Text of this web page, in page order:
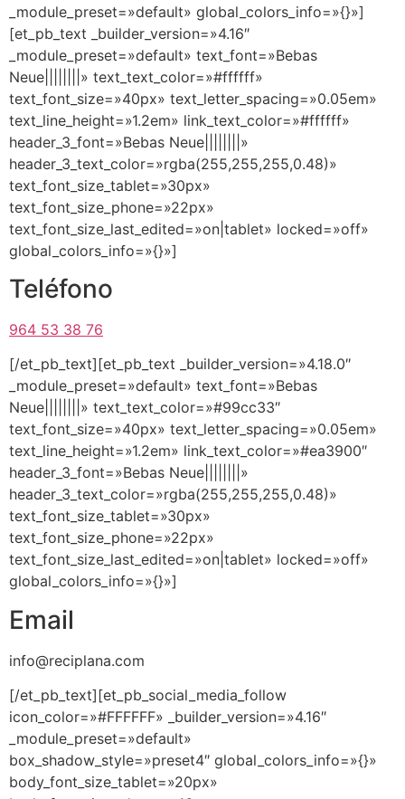
_module_preset=»default» global_colors_info=»{}»]
[et_pb_text _builder_version=»4.16″
_module_preset=»default» text_font=»Bebas
Neue||||||||» text_text_color=»#ffffff»
text_font_size=»40px» text_letter_spacing=»0.05em»
text_line_height=»1.2em» link_text_color=»#ffffff»
header_3_font=»Bebas Neue||||||||»
header_3_text_color=»rgba(255,255,255,0.48)»
text_font_size_tablet=»30px»
text_font_size_phone=»22px»
text_font_size_last_edited=»on|tablet» locked=»off»
global_colors_info=»{}»]
Teléfono
964 53 38 76
[/et_pb_text][et_pb_text _builder_version=»4.18.0″
_module_preset=»default» text_font=»Bebas
Neue||||||||» text_text_color=»#99cc33″
text_font_size=»40px» text_letter_spacing=»0.05em»
text_line_height=»1.2em» link_text_color=»#ea3900″
header_3_font=»Bebas Neue||||||||»
header_3_text_color=»rgba(255,255,255,0.48)»
text_font_size_tablet=»30px»
text_font_size_phone=»22px»
text_font_size_last_edited=»on|tablet» locked=»off»
global_colors_info=»{}»]
Email
info@reciplana.com
[/et_pb_text][et_pb_social_media_follow
icon_color=»#FFFFFF» _builder_version=»4.16″
_module_preset=»default»
box_shadow_style=»preset4″ global_colors_info=»{}»
body_font_size_tablet=»20px»